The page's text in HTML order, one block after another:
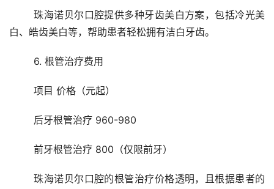
	珠海诺贝尔口腔提供多种牙齿美白方案，包括冷光美
白、皓齿美白等，帮助患者轻松拥有洁白牙齿。
	6. 根管治疗费用
	项目 价格（元起）
	后牙根管治疗 960-980
	前牙根管治疗 800（仅限前牙）
	珠海诺贝尔口腔的根管治疗价格透明，且根据患者的